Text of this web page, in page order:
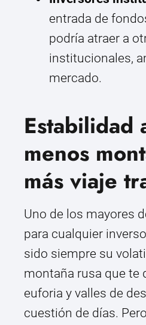
entrada de
podría atraer a
institucionales,
mercado.
Estabilidad
menos
más viaje
Uno de los mayores
para cualquier
sido siempre su
montaña rusa que te
euforia y valles de
cuestión de días.